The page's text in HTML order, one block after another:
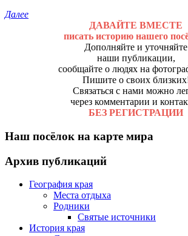
Далее
ДАВАЙТЕ ВМЕСТЕ
писать историю нашего
Дополняйте и уточняйте
наши публикации,
сообщайте о людях на
Пишите о своих
Связаться с нами можно
через комментарии и
БЕЗ РЕГИСТРАЦИИ
Наш посёлок на карте мира
Архив публикаций
География края
Места отдыха
Родники
Святые источники
История края